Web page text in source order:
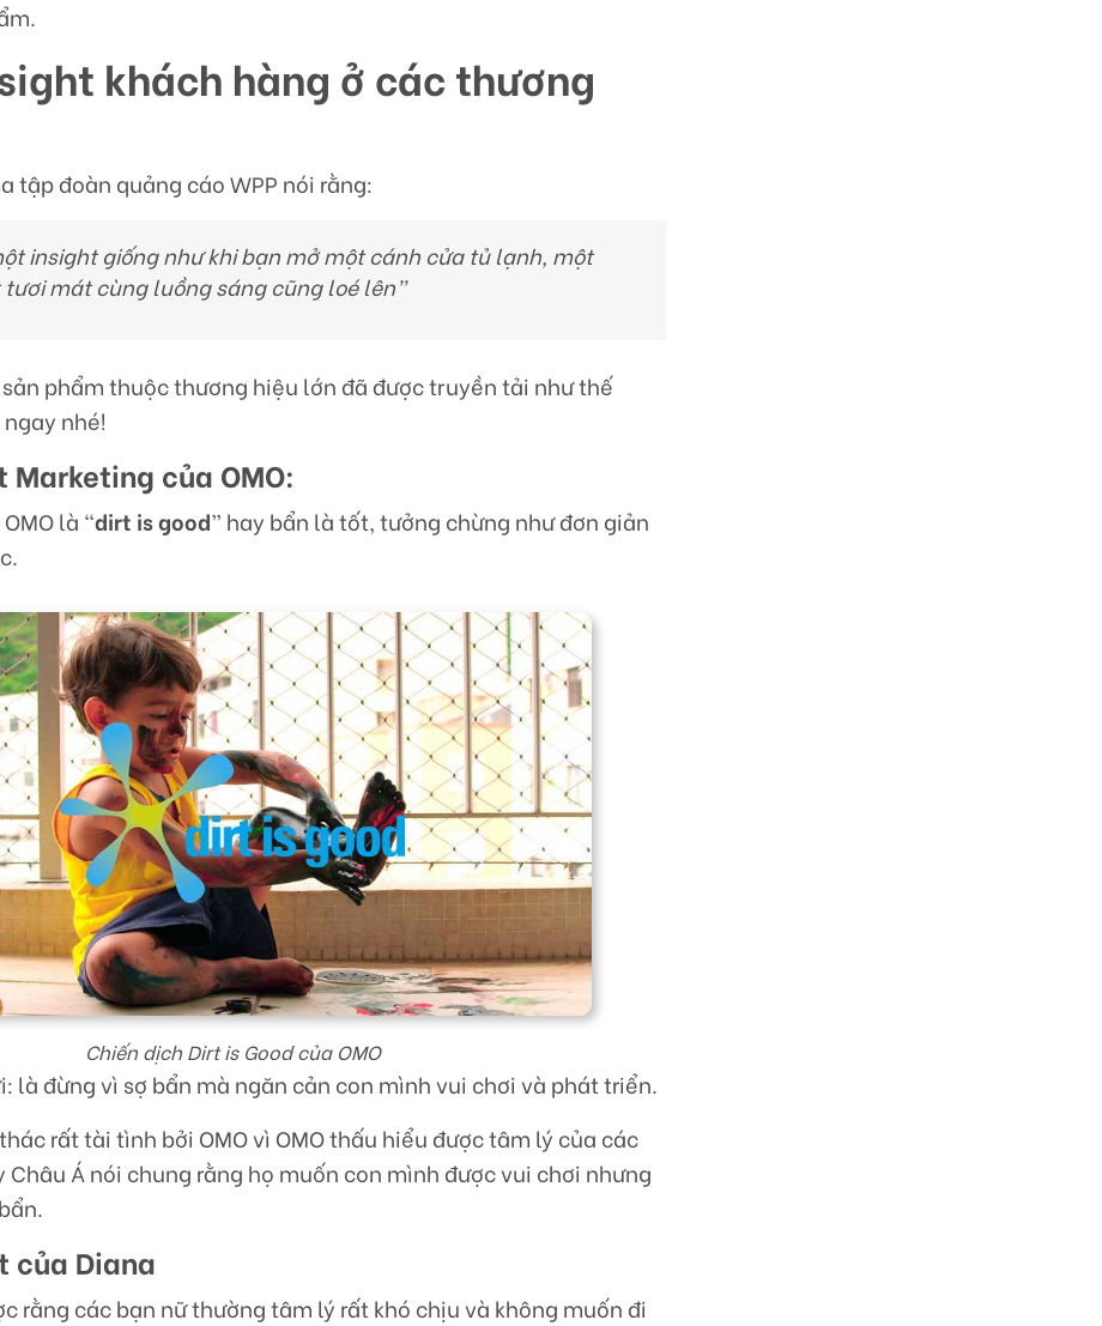
khách hàng ở các thương
tập đoàn quảng cáo WPP nói rằng:
insight giống như khi bạn mở một cánh cửa tủ lạnh, một
mát cùng luồng sáng cũng loé lên”
phẩm thuộc thương hiệu lớn đã được truyền tải như thế
nhé!
Marketing của OMO:
là “dirt is good” hay bẩn là tốt, tưởng chừng như đơn giản
Chiến dịch Dirt is Good của OMO
là đừng vì sợ bẩn mà ngăn cản con mình vui chơi và phát triển.
rất tài tình bởi OMO vì OMO thấu hiểu được tâm lý của các
Châu Á nói chung rằng họ muốn con mình được vui chơi nhưng
của Diana
rằng các bạn nữ thường tâm lý rất khó chịu và không muốn đi